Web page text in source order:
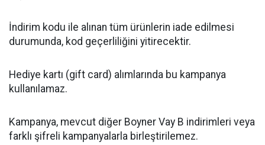
İndirim kodu ile alınan tüm ürünlerin iade edilmesi
durumunda, kod geçerliliğini yitirecektir.
Hediye kartı (gift card) alımlarında bu kampanya
kullanılamaz.
Kampanya, mevcut diğer Boyner Vay B indirimleri veya
farklı şifreli kampanyalarla birleştirilemez.